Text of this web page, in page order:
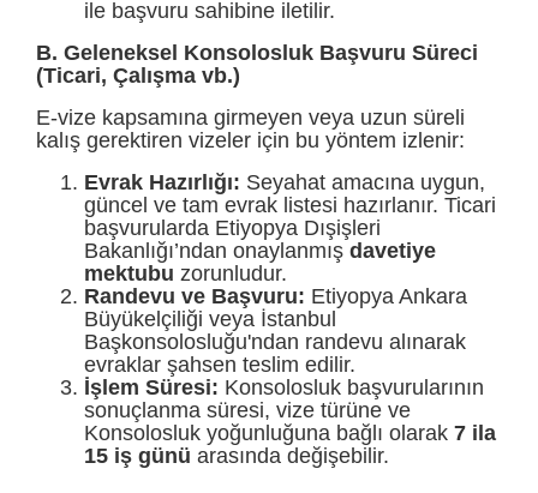
ile başvuru sahibine iletilir.
B. Geleneksel Konsolosluk Başvuru Süreci
(Ticari, Çalışma vb.)
E-vize kapsamına girmeyen veya uzun süreli
kalış gerektiren vizeler için bu yöntem izlenir:
Evrak Hazırlığı: Seyahat amacına uygun,
güncel ve tam evrak listesi hazırlanır. Ticari
başvurularda Etiyopya Dışişleri
Bakanlığı’ndan onaylanmış davetiye
mektubu zorunludur.
Randevu ve Başvuru: Etiyopya Ankara
Büyükelçiliği veya İstanbul
Başkonsolosluğu'ndan randevu alınarak
evraklar şahsen teslim edilir.
İşlem Süresi: Konsolosluk başvurularının
sonuçlanma süresi, vize türüne ve
Konsolosluk yoğunluğuna bağlı olarak 7 ila
15 iş günü arasında değişebilir.